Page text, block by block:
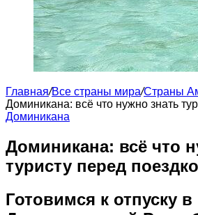
Главная/Все страны мира/Страны
Доминикана: всё что нужно знать
Доминикана
Доминикана: всё что
туристу перед
Готовимся к отпуску в